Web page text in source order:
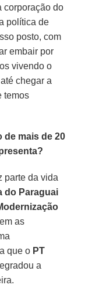
corporação do
política de
posto, com
embair por
vivendo o
chegar a
temos
de mais de 20
parte da vida
do Paraguai
as
que o PT
a